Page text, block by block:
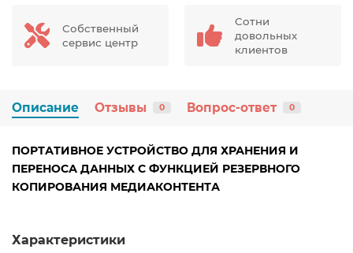
Собственный
сервис центр
Сотни
довольных
клиентов
Описание Отзывы 0 Вопрос-ответ 0
ПОРТАТИВНОЕ УСТРОЙСТВО ДЛЯ ХРАНЕНИЯ И
ПЕРЕНОСА ДАННЫХ С ФУНКЦИЕЙ РЕЗЕРВНОГО
КОПИРОВАНИЯ МЕДИАКОНТЕНТА
Характеристики